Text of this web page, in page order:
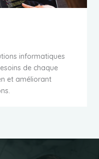
informatiques
de chaque
et améliorant